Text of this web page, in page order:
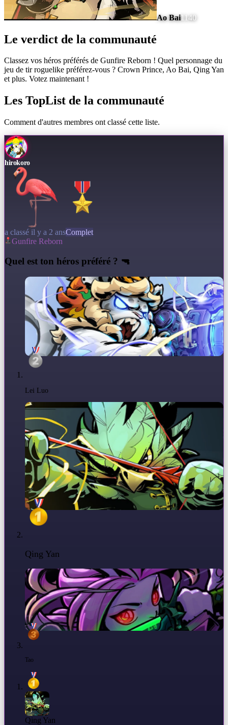
Ao Bai1140
Le verdict de la communauté
Classez vos héros préférés de Gunfire Reborn ! Quel personnage du
jeu de tir roguelike préférez-vous ? Crown Prince, Ao Bai, Qing Yan
et plus. Votez maintenant !
Les TopList de la communauté
Comment d'autres membres ont classé cette liste.
hirokoro
a classé il y a 2 ansComplet
Gunfire Reborn
Quel est ton héros préféré ? 🔫
Lei Luo
Qing Yan
Tao
Qing Yan